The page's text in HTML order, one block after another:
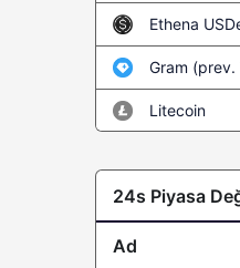
Ethena
Gram (prev.
Litecoin
Global Dollar
24s Piyasa
Ad